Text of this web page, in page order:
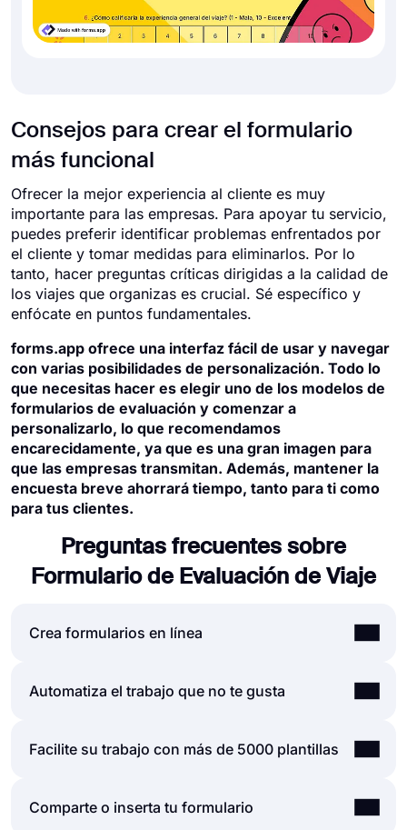
Consejos para crear el formulario
más funcional
Ofrecer la mejor experiencia al cliente es muy
importante para las empresas. Para apoyar tu servicio,
puedes preferir identificar problemas enfrentados por
el cliente y tomar medidas para eliminarlos. Por lo
tanto, hacer preguntas críticas dirigidas a la calidad de
los viajes que organizas es crucial. Sé específico y
enfócate en puntos fundamentales.
forms.app ofrece una interfaz fácil de usar y navegar
con varias posibilidades de personalización. Todo lo
que necesitas hacer es elegir uno de los modelos de
formularios de evaluación y comenzar a
personalizarlo, lo que recomendamos
encarecidamente, ya que es una gran imagen para
que las empresas transmitan. Además, mantener la
encuesta breve ahorrará tiempo, tanto para ti como
para tus clientes.
Preguntas frecuentes sobre
Formulario de Evaluación de Viaje
Crea formularios en línea
Al utilizar la sencilla y extensa interfaz de
y exámenes en línea con menos esfuerzo que
personalizarla de acuerdo con sus necesidades
Automatiza el trabajo que no te gusta
Las automatizaciones entre las herramientas
que necesitaría transmitir datos de las
Facilite su trabajo con más de 5000 plantillas
Deje que nuestras plantillas hagan recados por
Comparte o inserta tu formulario